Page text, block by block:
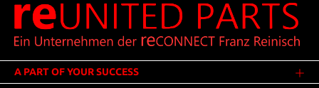
A PART OF YOUR SUCCESS